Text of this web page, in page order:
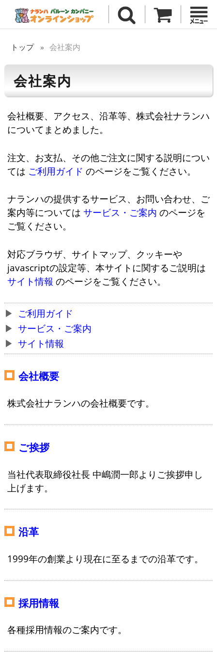
トップ 会社案内
会社案内
会社概要、アクセス、沿革等、株式会社ナランハ
についてまとめました。
注文、お支払、その他ご注文に関する説明につい
ては ご利用ガイド のページをご覧ください。
ナランハの提供するサービス、お問い合わせ、ご
案内等については サービス・ご案内 のページを
ご覧ください。
対応ブラウザ、サイトマップ、クッキーや
javascriptの設定等、本サイトに関するご説明は
サイト情報 のページをご覧ください。
ご利用ガイド
サービス・ご案内
サイト情報
会社概要
株式会社ナランハの会社概要です。
ご挨拶
当社代表取締役社長 中嶋潤一郎よりご挨拶申し
上げます。
沿革
1999年の創業より現在に至るまでの沿革です。
採用情報
各種採用情報のご案内です。